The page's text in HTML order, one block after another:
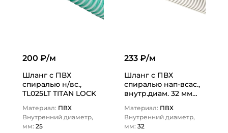
200 ₽/м
Шланг с ПВХ
спиралью н/вс.,
TL025LT TITAN LOCK
Материал: ПВХ
Внутренний диаметр,
мм: 25
233 ₽/м
Шланг с ПВХ
спиралью нап-всас.,
внутр.диам. 32 мм
Материал: ПВХ
Внутренний диаметр,
мм: 32